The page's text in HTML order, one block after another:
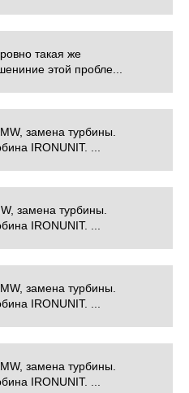
такая же
этой пробле...
замена турбины.
IRONUNIT. ...
замена турбины.
IRONUNIT. ...
замена турбины.
IRONUNIT. ...
замена турбины.
IRONUNIT. ...